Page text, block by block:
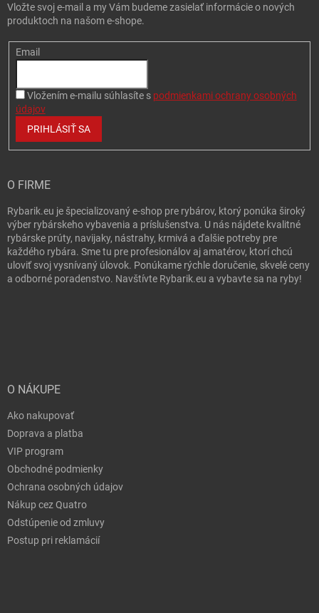
Vložte svoj e-mail a my Vám budeme zasielať informácie o nových
produktoch na našom e-shope.
Email
Vložením e-mailu súhlasíte s podmienkami ochrany osobných
údajov
PRIHLÁSIŤ SA
O FIRME
Rybarik.eu je špecializovaný e-shop pre rybárov, ktorý ponúka široký
výber rybárskeho vybavenia a príslušenstva. U nás nájdete kvalitné
rybárske prúty, navijaky, nástrahy, krmivá a ďalšie potreby pre
každého rybára. Sme tu pre profesionálov aj amatérov, ktorí chcú
uloviť svoj vysnívaný úlovok. Ponúkame rýchle doručenie, skvelé ceny
a odborné poradenstvo. Navštívte Rybarik.eu a vybavte sa na ryby!
O NÁKUPE
Ako nakupovať
Doprava a platba
VIP program
Obchodné podmienky
Ochrana osobných údajov
Nákup cez Quatro
Odstúpenie od zmluvy
Postup pri reklamácií